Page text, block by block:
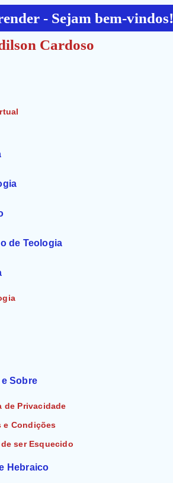
- Sejam bem-vindos!
Cardoso
de Teologia
Sobre
de Privacidade
e Condições
ser Esquecido
Hebraico